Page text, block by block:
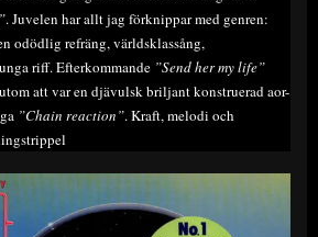
. Juvelen har allt jag förknippar med genren:
odödlig refräng, världsklassång,
riff. Efterkommande ”Send her my life”
att var en djävulsk briljant konstruerad aor-
”Chain reaction”. Kraft, melodi och